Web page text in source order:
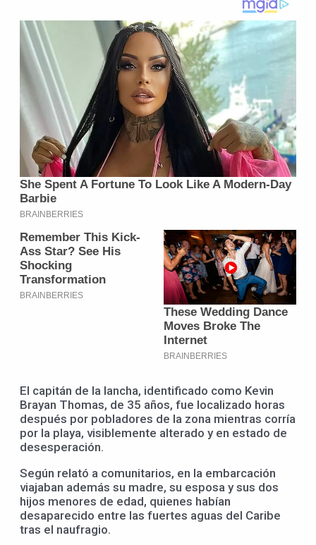
El capitán de la lancha, identificado como Kevin
Brayan Thomas, de 35 años, fue localizado horas
después por pobladores de la zona mientras corría
por la playa, visiblemente alterado y en estado de
desesperación.
Según relató a comunitarios, en la embarcación
viajaban además su madre, su esposa y sus dos
hijos menores de edad, quienes habían
desaparecido entre las fuertes aguas del Caribe
tras el naufragio.